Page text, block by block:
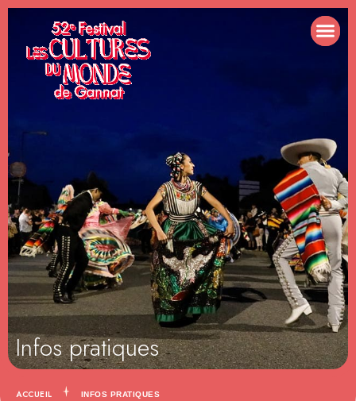
Infos pratiques
ACCUEIL INFOS PRATIQUES